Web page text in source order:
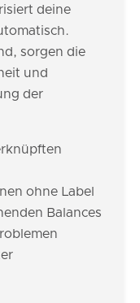
deine
sorgen die
und
der
ohne Label
Balances